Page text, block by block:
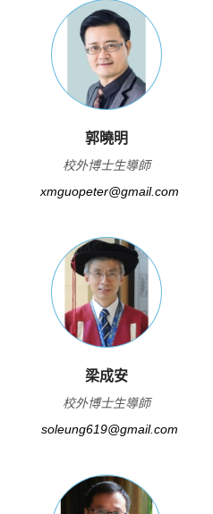
郭曉明
校外博士生導師
xmguopeter@gmail.com
梁成安
校外博士生導師
soleung619@gmail.com